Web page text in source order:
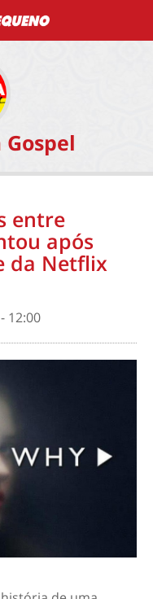
Gospel
entre
após
da Netflix
12:00